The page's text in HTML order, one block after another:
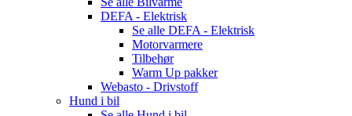
DEFA - Elektrisk
Se alle DEFA - Elektrisk
Motorvarmere
Tilbehør
Warm Up pakker
Webasto - Drivstoff
Hund i bil